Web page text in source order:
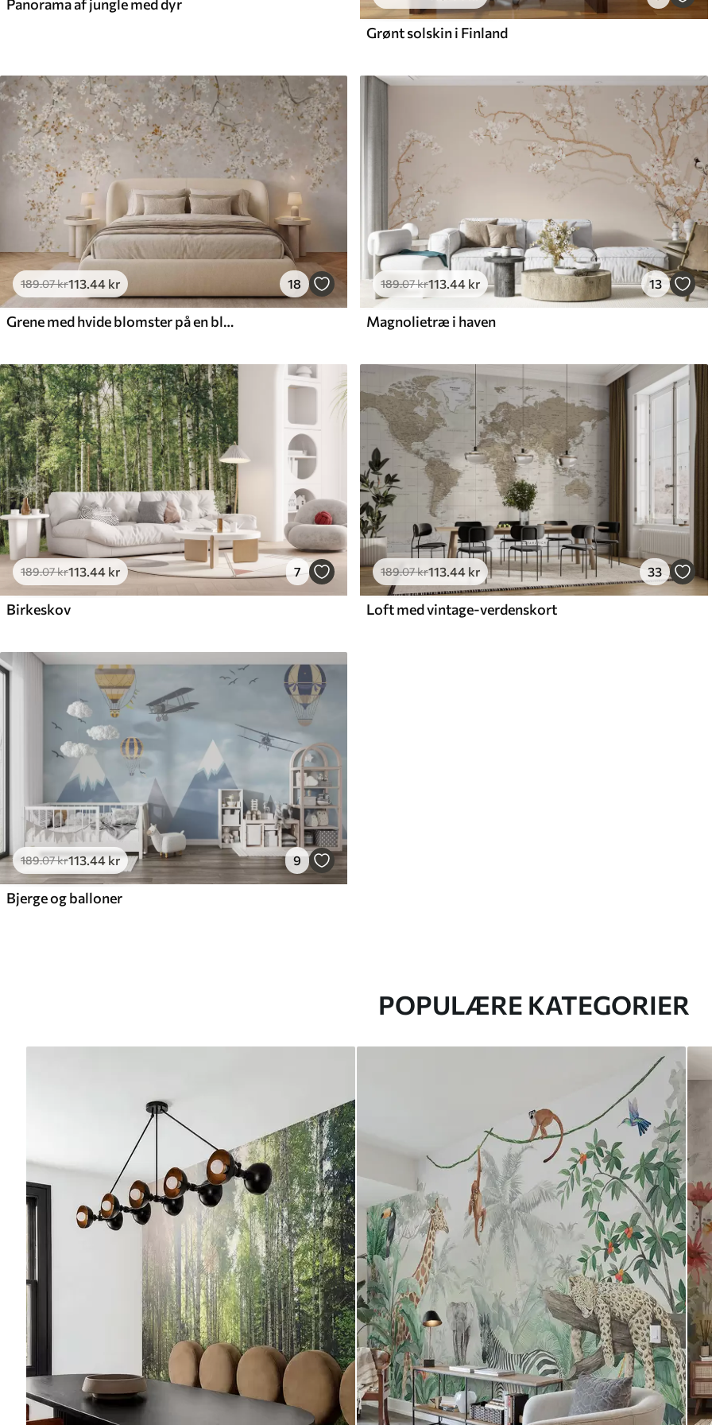
Panorama af jungle med dyr
Grønt solskin i Finland
189.07kr113 .44 kr 18
Grene med hvide blomster på en blød beige baggrund
189.07kr113 .44 kr 13
Magnolietræ i haven
189.07kr113.44 kr 7
Birkeskov
189.07kr113.44 kr 33
Loft med vintage-verdenskort
189.07kr113.44kr 9
Bjerge og balloner
POPULÆRE KATEGORIER